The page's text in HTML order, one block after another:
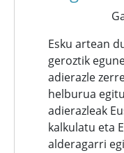
Esku artean
geroztik
adierazle
helburua
adierazleak
kalkulatu eta
alderagarri